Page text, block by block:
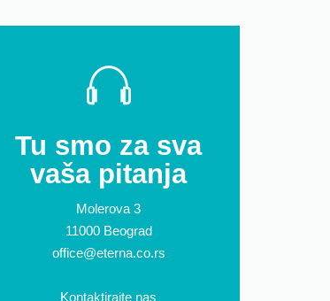
Tu smo za sva
vaša pitanja
Molerova 3
11000 Beograd
office@eterna.co.rs
Kontaktirajte nas